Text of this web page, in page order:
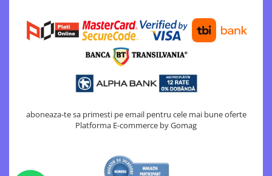
Sisteme de irigat si stropit
Timp liber
Accesorii pentru ATV
Alte vehicule electrice
Granulatoare de furaje
aboneaza-te sa primesti pe email pentru cele mai bune oferte
Platforma E-commerce by Gomag